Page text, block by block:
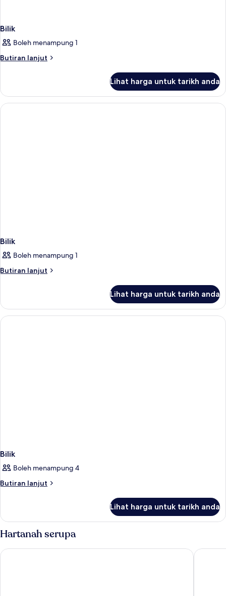
Bilik
Boleh menampung 1
Butiran lanjut
Butiran
Lihat harga untuk tarikh anda
Bilik
Boleh menampung 1
Butiran lanjut
Butiran
Lihat harga untuk tarikh anda
Bilik
Boleh menampung 4
Butiran lanjut
Butiran
Lihat harga untuk tarikh anda
Hartanah serupa
Americana Waterpark Resort and Spa Clifton